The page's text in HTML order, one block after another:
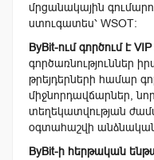
մրցանակային
ստուգատես՝ WSOT։
ByBit-ում գործում է
գործառնություններ
թրեյդերների համար
միջնորդավճարներ,
տեղեկատվության
օգտահաշվի
ByBit-ի հերթական